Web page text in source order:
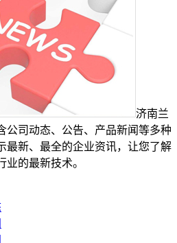
济南兰
公司动态、公告、产品新闻等多种
最新、最全的企业资讯，让您了解
业的最新技术。